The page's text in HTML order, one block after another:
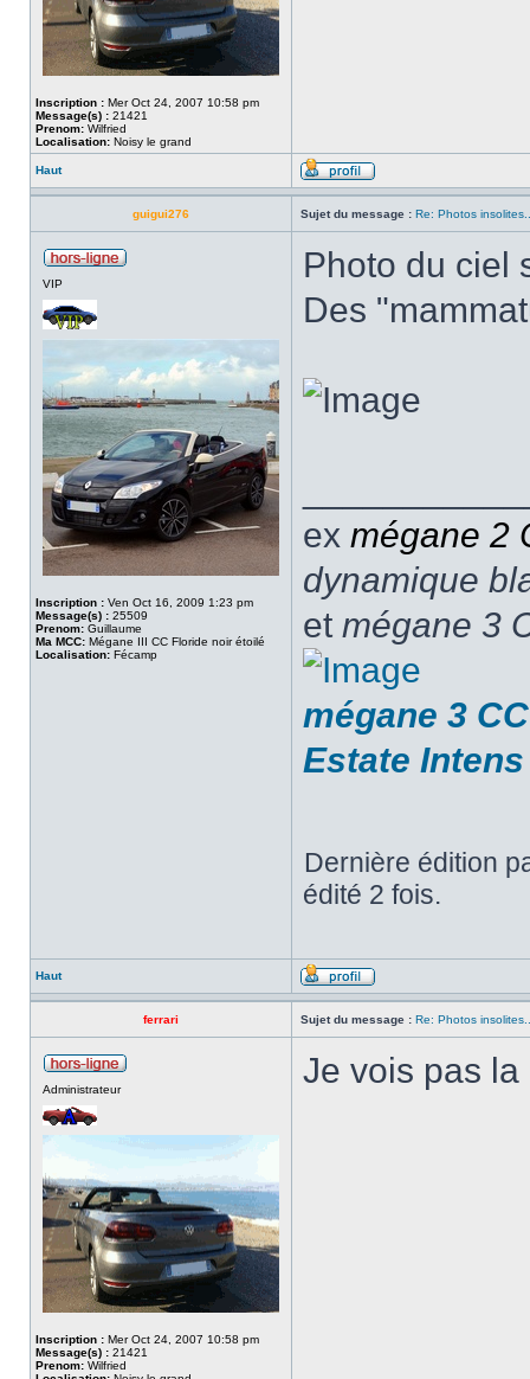
Inscription : Mer Oct 24, 2007 10:58 pm
Message(s) : 21421
Prenom: Wilfried
Localisation: Noisy le grand
Haut
guigui276 Sujet du message : Re: Photos
VIP
Inscription : Ven Oct 16, 2009 1:23 pm
Message(s) : 25509
Prenom: Guillaume
Ma MCC: Mégane III CC Floride noir étoilé
Localisation: Fécamp
Photo du ciel
Des
ex mégane 2
dynamique
et mégane 3
mégane 3
Estate
Dernière édition
édité 2 fois.
Haut
ferrari Sujet du message : Re: Photos
Administrateur
Inscription : Mer Oct 24, 2007 10:58 pm
Message(s) : 21421
Prenom: Wilfried
Je vois pas la